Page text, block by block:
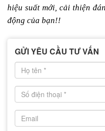
hiệu suất mới, cải thiện
động của bạn!!
GỬI YÊU CẦU TƯ VẤN